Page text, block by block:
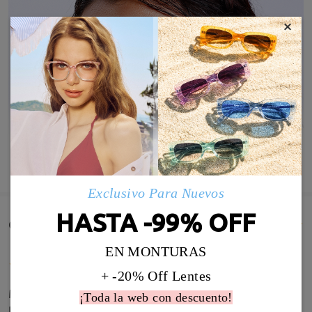
MOSTRAR MÁS
Comentarios de Clientes(13)
Me quedan súper bien y la calidad de visión es
perfecta. Muy contenta
×
Exclusivo Para Nuevos
HASTA -99% OFF
EN MONTURAS
+ -20% Off Lentes
¡Toda la web con descuento!